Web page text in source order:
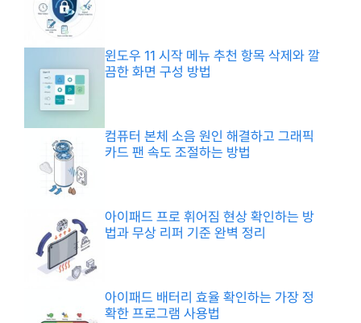
윈도우 11 시작 메뉴 추천 항목 삭제와 깔
끔한 화면 구성 방법
컴퓨터 본체 소음 원인 해결하고 그래픽
카드 팬 속도 조절하는 방법
아이패드 프로 휘어짐 현상 확인하는 방
법과 무상 리퍼 기준 완벽 정리
아이패드 배터리 효율 확인하는 가장 정
확한 프로그램 사용법